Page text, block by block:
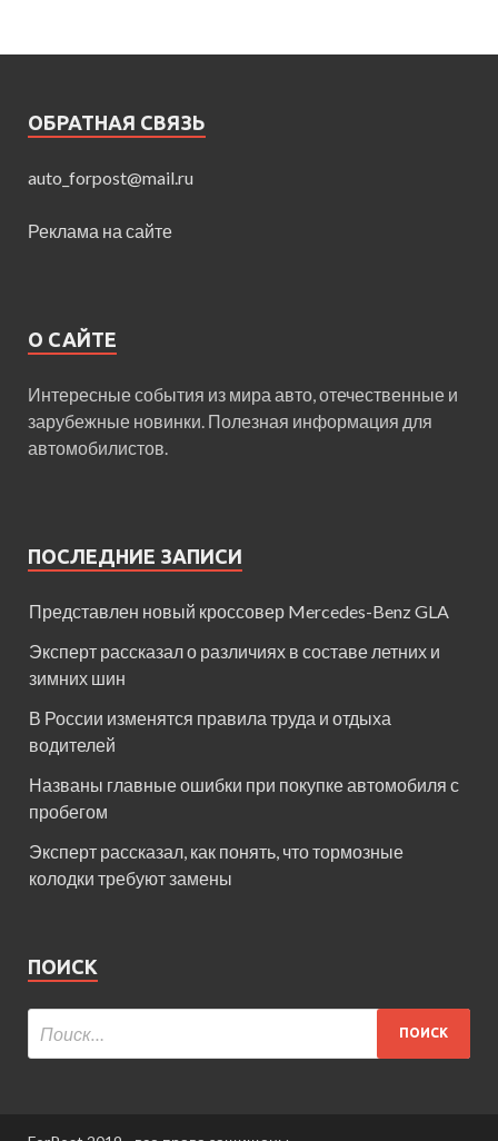
ОБРАТНАЯ СВЯЗЬ
auto_forpost@mail.ru
Реклама на сайте
О САЙТЕ
Интересные события из мира авто, отечественные и
зарубежные новинки. Полезная информация для
автомобилистов.
ПОСЛЕДНИЕ ЗАПИСИ
Представлен новый кроссовер Mercedes-Benz GLA
Эксперт рассказал о различиях в составе летних и
зимних шин
В России изменятся правила труда и отдыха
водителей
Названы главные ошибки при покупке автомобиля с
пробегом
Эксперт рассказал, как понять, что тормозные
колодки требуют замены
ПОИСК